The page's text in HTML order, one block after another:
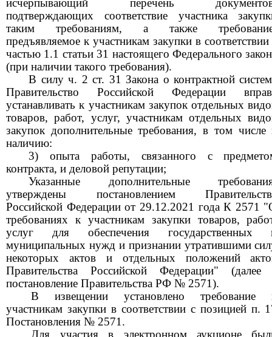
исчерпывающий перечень
подтверждающих соответствие участника
таким требованиям, а также
предъявляемое к участникам закупки в соответствии
частью 1.1 статьи 31 настоящего Федерального
(при наличии такого требования).
В силу ч. 2 ст. 31 Закона о контрактной
Правительство Российской Федерации
устанавливать к участникам закупок отдельных
товаров, работ, услуг, участникам отдельных
закупок дополнительные требования, в том числе
наличию:
3) опыта работы, связанного с
контракта, и деловой репутации;
Указанные дополнительные
утверждены постановлением
Российской Федерации от 29.12.2021 года К 2571
требованиях к участникам закупки товаров,
услуг для обеспечения государственных
муниципальных нужд и признании утратившими
некоторых актов и отдельных положений
Правительства Российской Федерации" (далее
постановление Правительства РФ № 2571).
В извещении установлено требование
участникам закупки в соответствии с позицией п.
Постановления № 2571.
Для участия в электронном аукционе